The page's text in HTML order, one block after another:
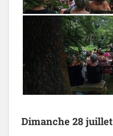
Dimanche 28 juillet